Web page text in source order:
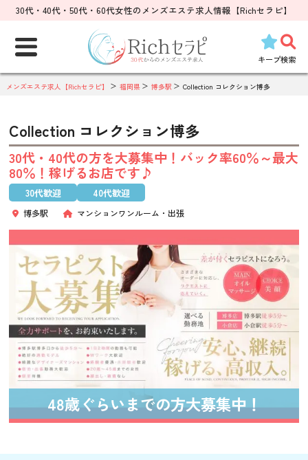
30代・40代・50代・60代女性のメンズエステ求人情報【Richセラピ】
キープ検索
索:
メンズエステ求人【Richセラピ】 福岡県 博多駅 Collection コレクション博多
Collection コレクション博多
30代・40代の方を大募集中！バック率60％～最大
80％！稼げるお店です♪
30代歓迎 40代歓迎
博多駅 マンションワンルーム 出張
48歳ぐらいまでの方大募集中！